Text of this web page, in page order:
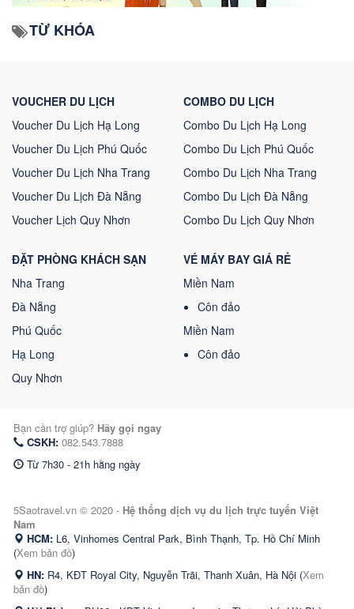
TỪ KHÓA
VOUCHER DU LỊCH
Voucher Du Lịch Hạ Long
Voucher Du Lịch Phú Quốc
Voucher Du Lịch Nha Trang
Voucher Du Lịch Đà Nẵng
Voucher Lịch Quy Nhơn
COMBO DU LỊCH
Combo Du Lịch Hạ Long
Combo Du Lịch Phú Quốc
Combo Du Lịch Nha Trang
Combo Du Lịch Đà Nẵng
Combo Du Lịch Quy Nhơn
ĐẶT PHÒNG KHÁCH SẠN
Nha Trang
Đà Nẵng
Phú Quốc
Hạ Long
Quy Nhơn
VÉ MÁY BAY GIÁ RẺ
Miền Nam
Côn đảo
Miền Nam
Côn đảo
Bạn cần trợ giúp? Hãy gọi ngay
CSKH: 082.543.7888
Từ 7h30 - 21h hằng ngày
5Saotravel.vn © 2020 - Hệ thống dịch vụ du lịch trực tuyến Việt
Nam
HCM: L6, Vinhomes Central Park, Bình Thạnh, Tp. Hồ Chí Minh
(Xem bản đồ)
HN: R4, KĐT Royal City, Nguyễn Trãi, Thanh Xuân, Hà Nội (Xem
bản đồ)